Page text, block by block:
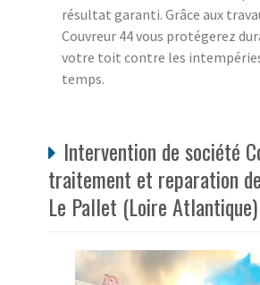
résultat garanti. Grâce aux
Couvreur 44 vous protégerez
votre toit contre les
temps.
Intervention de société
traitement et reparation
Le Pallet (Loire